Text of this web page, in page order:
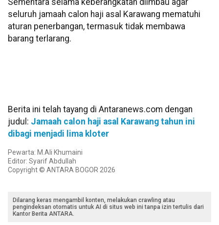
seluruh jamaah calon haji asal Karawang mematuhi
aturan penerbangan, termasuk tidak membawa
barang terlarang.
Berita ini telah tayang di Antaranews.com dengan
judul: Jamaah calon haji asal Karawang tahun ini
dibagi menjadi lima kloter
Pewarta: M.Ali Khumaini
Editor: Syarif Abdullah
Copyright © ANTARA BOGOR 2026
Dilarang keras mengambil konten, melakukan crawling atau
pengindeksan otomatis untuk AI di situs web ini tanpa izin tertulis dari
Kantor Berita ANTARA.